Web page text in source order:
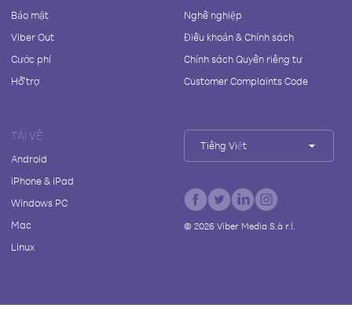
Bảo mật
Viber Out
Cước phí
Hỗ trợ
Nghề nghiệp
Điều khoản & Chính sách
Chính sách Quyền riêng tư
Customer Complaints Code
TẢI VỀ
Android
iPhone & iPad
Windows PC
Mac
Linux
Tiếng Việt
© 2026Viber Media S.à r.l.